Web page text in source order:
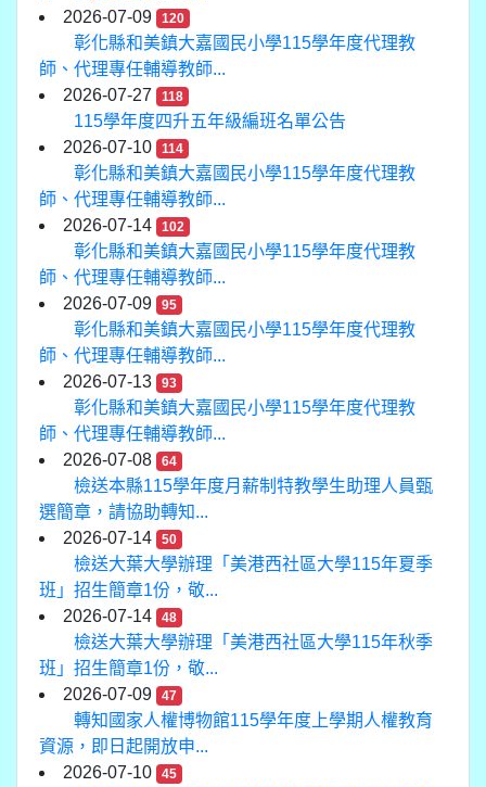
2026-07-09
120
彰化縣和美鎮大嘉國民小學115學年度代理教
師、代理專任輔導教師...
2026-07-27
118
115學年度四升五年級編班名單公告
2026-07-10
114
彰化縣和美鎮大嘉國民小學115學年度代理教
師、代理專任輔導教師...
2026-07-14
102
彰化縣和美鎮大嘉國民小學115學年度代理教
師、代理專任輔導教師...
2026-07-09
95
彰化縣和美鎮大嘉國民小學115學年度代理教
師、代理專任輔導教師...
2026-07-13
93
彰化縣和美鎮大嘉國民小學115學年度代理教
師、代理專任輔導教師...
2026-07-08
64
檢送本縣115學年度月薪制特教學生助理人員甄
選簡章，請協助轉知...
2026-07-14
50
檢送大葉大學辦理「美港西社區大學115年夏季
班」招生簡章1份，敬...
2026-07-14
48
檢送大葉大學辦理「美港西社區大學115年秋季
班」招生簡章1份，敬...
2026-07-09
47
轉知國家人權博物館115學年度上學期人權教育
資源，即日起開放申...
2026-07-10
45